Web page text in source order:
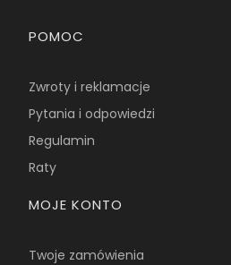
Linki w stopce
POMOC
Zwroty i reklamacje
Pytania i odpowiedzi
Regulamin
Raty
MOJE KONTO
Twoje zamówienia